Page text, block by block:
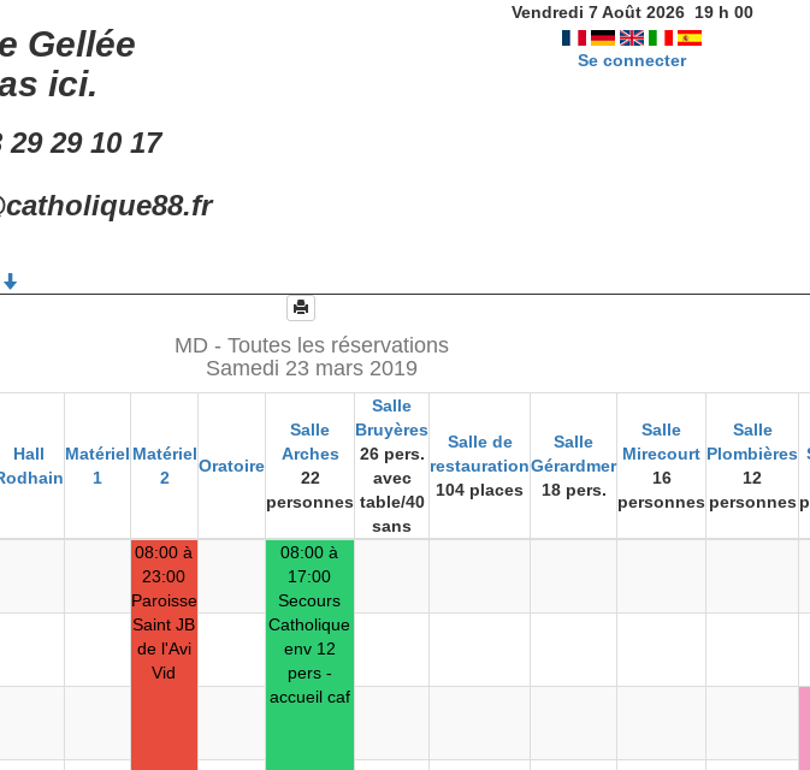
Gellée
ici.
29 10 17
Vendredi 7 Août 2026 19h 00
Se connecter
Hall
Matériel
1
Matériel
2
Oratoire
Salle
Arches
22
personnes
Salle
Bruyères
26 pers.
avec
table/40
sans
Salle de
restauration
104 places
Salle
Gérardmer
18 pers.
Salle
Mirecourt
16
personnes
Salle
Plombières
12
personnes
MD - Toutes les réservations
Samedi 23 mars 2019
08:00 à
23:00
Paroisse
Saint JB
de l'Avi
Vid
08:00 à
17:00
Secours
Catholique
env 12
pers -
accueil caf